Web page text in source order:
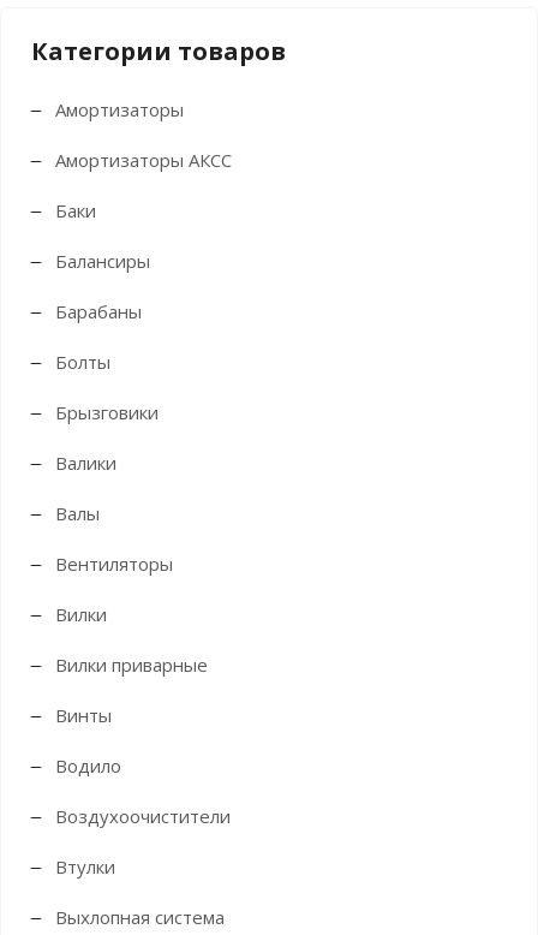
Категории товаров
Амортизаторы
Амортизаторы АКСС
Баки
Балансиры
Барабаны
Болты
Брызговики
Валики
Валы
Вентиляторы
Вилки
Вилки приварные
Винты
Водило
Воздухоочистители
Втулки
Выхлопная система